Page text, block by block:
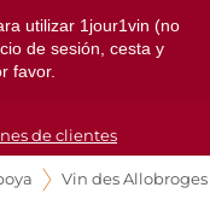
utilizar 1jour1vin (no
de sesión, cesta y
favor.
de clientes
Vin des Allobroges